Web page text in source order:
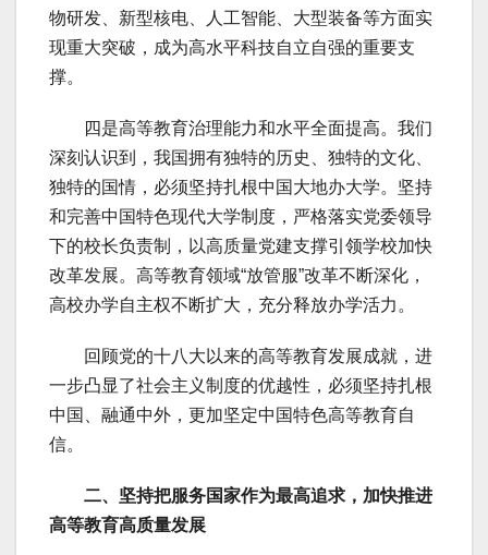
物研发、新型核电、人工智能、大型装备等方面实
现重大突破，成为高水平科技自立自强的重要支
撑。
四是高等教育治理能力和水平全面提高。我们
深刻认识到，我国拥有独特的历史、独特的文化、
独特的国情，必须坚持扎根中国大地办大学。坚持
和完善中国特色现代大学制度，严格落实党委领导
下的校长负责制，以高质量党建支撑引领学校加快
改革发展。高等教育领域“放管服”改革不断深化，
高校办学自主权不断扩大，充分释放办学活力。
回顾党的十八大以来的高等教育发展成就，进
一步凸显了社会主义制度的优越性，必须坚持扎根
中国、融通中外，更加坚定中国特色高等教育自
信。
二、坚持把服务国家作为最高追求，加快推进
高等教育高质量发展